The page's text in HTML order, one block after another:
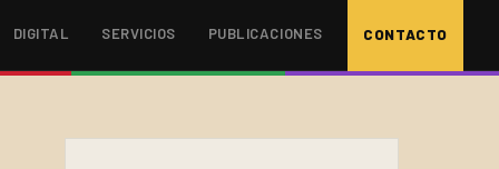
DIGITAL SERVICIOS PUBLICACIONES CONTACTO